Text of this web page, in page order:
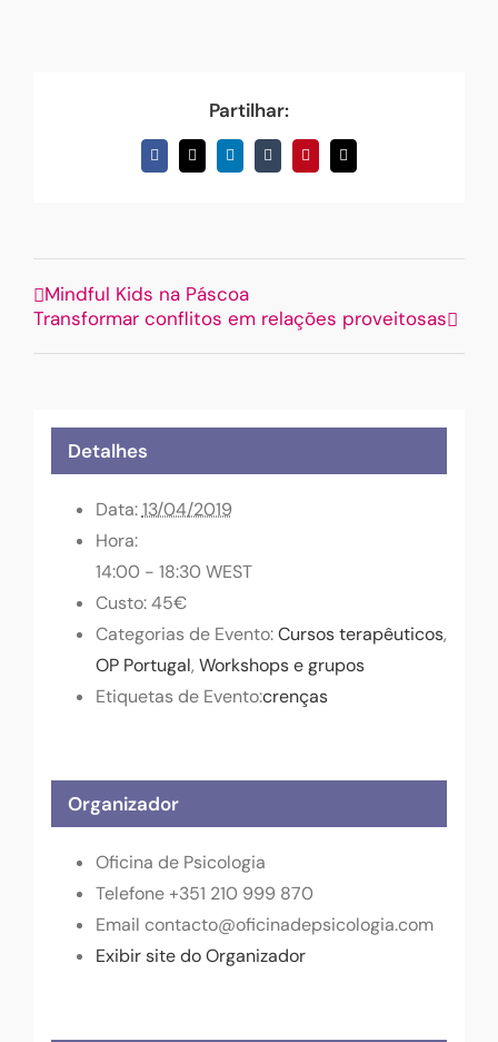
Partilhar:
Facebook
X LinkedInTumblrPinterestEmail
(necessário
Mindful Kids na Páscoa
Transformar conflitos em relações proveitosas
Detalhes
Data: 13/04/2019
Hora:
14:00 - 18:30 WEST
Custo: 45€
Categorias de Evento: Cursos terapêuticos,
OP Portugal, Workshops e grupos
Etiquetas de Evento:crenças
Organizador
Oficina de Psicologia
Telefone+351 210 999 870
Email contacto@oficinadepsicologia.com
Exibir site do Organizador